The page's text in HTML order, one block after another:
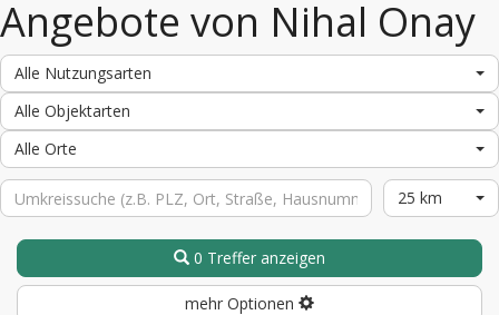
Angebote von Nihal Onay
Alle Nutzungsarten
Alle Objektarten
Alle Orte
25 km
0 Treffer anzeigen
mehr Optionen